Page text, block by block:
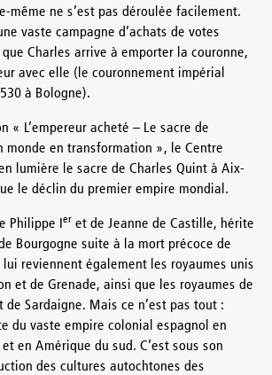
même ne s’est pas déroulée facilement.
vaste campagne d’achats de votes
Charles arrive à emporter la couronne,
avec elle (le couronnement impérial
à Bologne).
« L’empereur acheté – Le sacre de
monde en transformation », le Centre
lumière le sacre de Charles Quint à Aix-
le déclin du premier empire mondial.
Philippe I er et de Jeanne de Castille, hérite
Bourgogne suite à la mort précoce de
lui reviennent également les royaumes unis
et de Grenade, ainsi que les royaumes de
de Sardaigne. Mais ce n’est pas tout :
du vaste empire colonial espagnol en
en Amérique du sud. C’est sous son
des cultures autochtones des